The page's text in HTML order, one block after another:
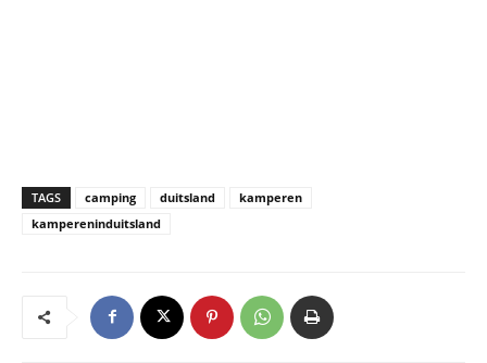
TAGS camping duitsland
kamperen
kampereninduitsland